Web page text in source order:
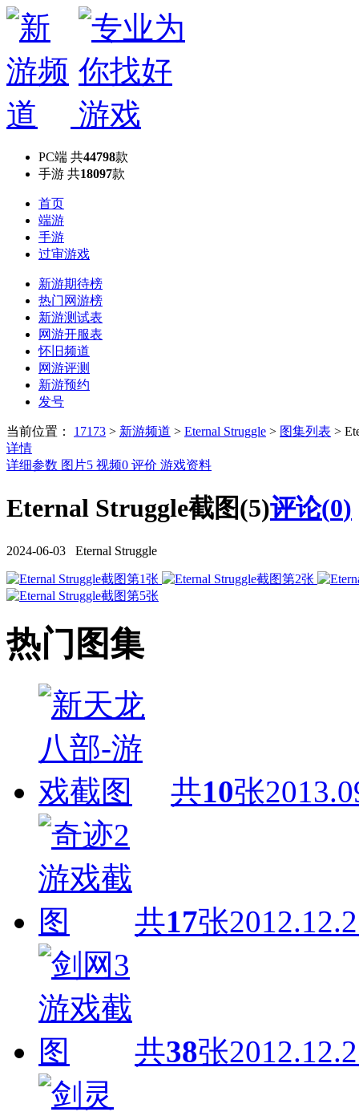
PC端 共44798款
手游 共18097款
首页
端游
手游
过审游戏
新游期待榜
热门网游榜
新游测试表
网游开服表
怀旧频道
网游评测
新游预约
发号
当前位置： 17173 > 新游频道 > Eternal Struggle > 图集列表 >
详情
详细参数 图片5 视频0 评价 游戏资料
Eternal Struggle截图(5)评论(0)
2024-06-03 Eternal Struggle
热门图集
共10张
共17张
共38张